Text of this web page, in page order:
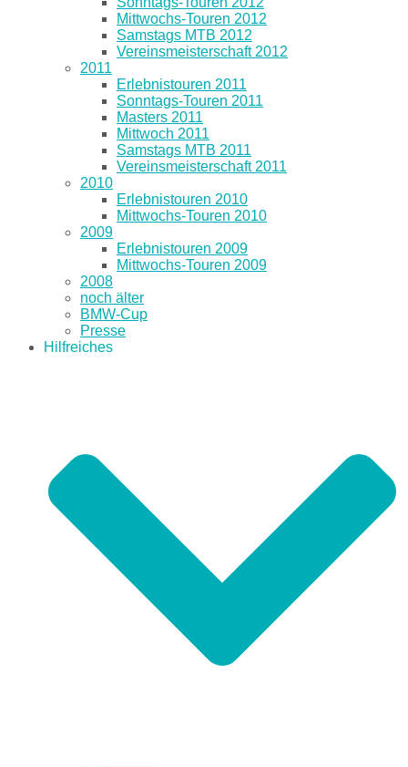
Mittwochs-Touren 2012
Samstags MTB 2012
Vereinsmeisterschaft 2012
2011
Erlebnistouren 2011
Sonntags-Touren 2011
Masters 2011
Mittwoch 2011
Samstags MTB 2011
Vereinsmeisterschaft 2011
2010
Erlebnistouren 2010
Mittwochs-Touren 2010
2009
Erlebnistouren 2009
Mittwochs-Touren 2009
2008
noch älter
BMW-Cup
Presse
Hilfreiches